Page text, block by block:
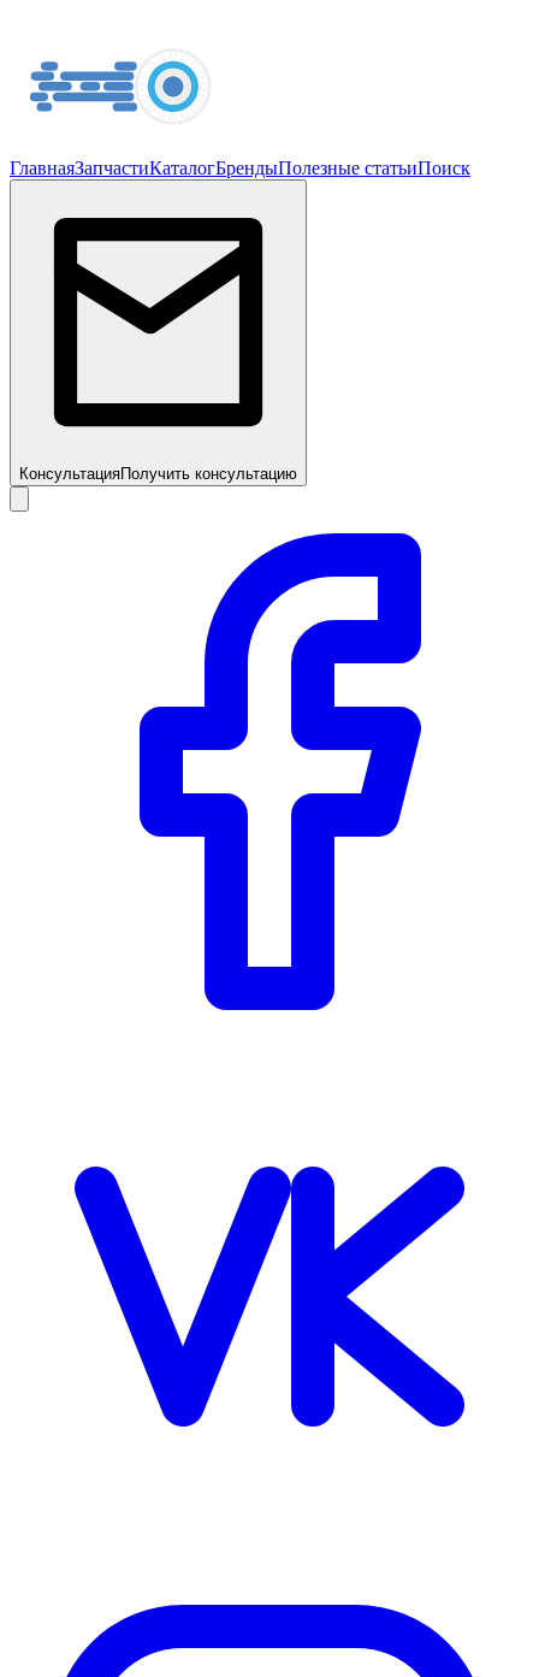
ГлавнаяЗапчастиКаталогБрендыПолезные статьиПоиск
КонсультацияПолучить консультацию